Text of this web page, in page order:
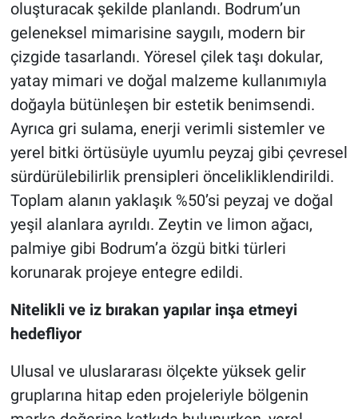
oluşturacak şekilde planlandı. Bodrum’un
geleneksel mimarisine saygılı, modern bir
çizgide tasarlandı. Yöresel çilek taşı dokular,
yatay mimari ve doğal malzeme kullanımıyla
doğayla bütünleşen bir estetik benimsendi.
Ayrıca gri sulama, enerji verimli sistemler ve
yerel bitki örtüsüyle uyumlu peyzaj gibi çevresel
sürdürülebilirlik prensipleri öncelikliklendirildi.
Toplam alanın yaklaşık %50’si peyzaj ve doğal
yeşil alanlara ayrıldı. Zeytin ve limon ağacı,
palmiye gibi Bodrum’a özgü bitki türleri
korunarak projeye entegre edildi.
Nitelikli ve iz bırakan yapılar inşa etmeyi
hedefliyor
Ulusal ve uluslararası ölçekte yüksek gelir
gruplarına hitap eden projeleriyle bölgenin